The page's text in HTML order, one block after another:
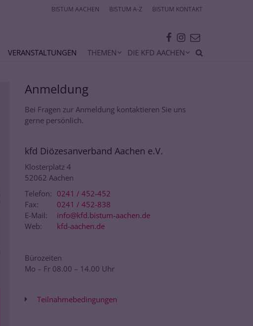
BISTUM AACHEN BISTUM A-Z BISTUM KONTAKT
VERANSTALTUNGEN THEMEN DIE KFD AACHEN
Anmeldung
Bei Fragen zur Anmeldung kontaktieren Sie uns
gerne persönlich.
kfd Diözesanverband Aachen e.V.
Klosterplatz 4
52062 Aachen
Telefon: 0241 / 452-452
Fax:
0241 / 452-838
E-Mail:
info@kfd.bistum-aachen.de
Web:
kfd-aachen.de
Bürozeiten
Mo – Fr 08.00 – 14.00 Uhr
Teilnahmebedingungen